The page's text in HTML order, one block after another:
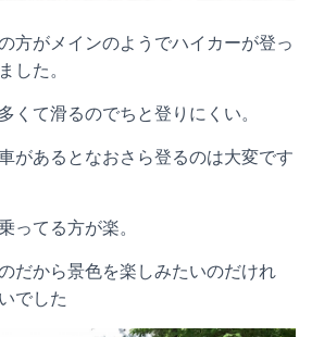
方がメインのようでハイカーが登っ
した。
くて滑るのでちと登りにくい。
があるとなおさら登るのは大変です
ってる方が楽。
だから景色を楽しみたいのだけれ
でした